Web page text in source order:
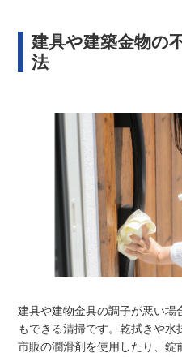
建具や建築金物の
法
建具や建物金具の調子が悪い
もできる清掃です。乾拭きや
市販の潤滑剤を使用したり、